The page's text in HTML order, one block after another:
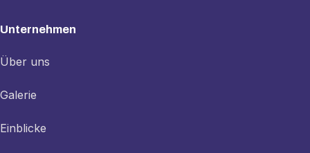
Unternehmen
Über uns
Galerie
Einblicke